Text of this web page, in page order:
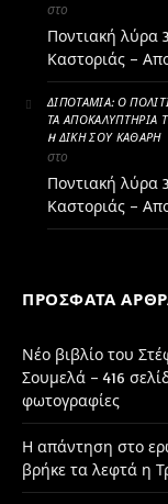
στο
Ποντιακή λύρα
Καστοριάς –
ΔΙΠΟΤΑΜΊΑ: Ο
ΤΑ ΑΠΟΚΑΛΥΠΤΉΡΙΑ
H ΔΙΚΉ ΣΟΥ ΚΑΘΑΡΗ
στο
Ποντιακή λύρα
Καστοριάς –
ΠΡΌΣΦΑΤΑ
Νέο βιβλίο του
Σουμελά – 416
φωτογραφίες
Η απάντηση στο
βρήκε τα λεφτά η